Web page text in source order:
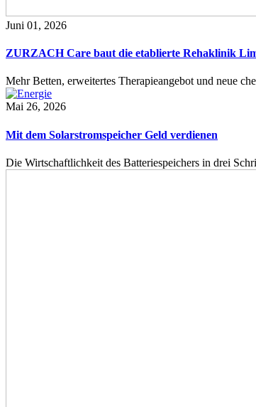
Juni 01, 2026
ZURZACH Care baut die etablierte Rehaklinik
Mehr Betten, erweitertes Therapieangebot und neue
Mai 26, 2026
Mit dem Solarstromspeicher Geld verdienen
Die Wirtschaftlichkeit des Batteriespeichers in drei